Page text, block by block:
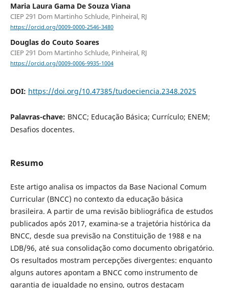
Maria Laura Gama De Souza Viana
CIEP 291 Dom Martinho Schlude, Pinheiral, RJ
https://orcid.org/0009-0000-2546-3480
Douglas do Couto Soares
CIEP 291 Dom Martinho Schlude, Pinheiral, RJ
https://orcid.org/0009-0006-9935-1004
DOI: https://doi.org/10.47385/tudoeciencia.2348.2025
Palavras-chave: BNCC; Educação Básica; Currículo; ENEM;
Desafios docentes.
Resumo
Este artigo analisa os impactos da Base Nacional Comum
Curricular (BNCC) no contexto da educação básica
brasileira. A partir de uma revisão bibliográfica de estudos
publicados após 2017, examina-se a trajetória histórica da
BNCC, desde sua previsão na Constituição de 1988 e na
LDB/96, até sua consolidação como documento obrigatório.
Os resultados mostram percepções divergentes: enquanto
alguns autores apontam a BNCC como instrumento de
garantia de igualdade no ensino, outros destacam